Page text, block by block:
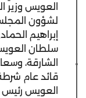
العويس وزير
لشؤون
إبراهيم
سلطان
الشارقة،
قائد عام
العويس رئيس